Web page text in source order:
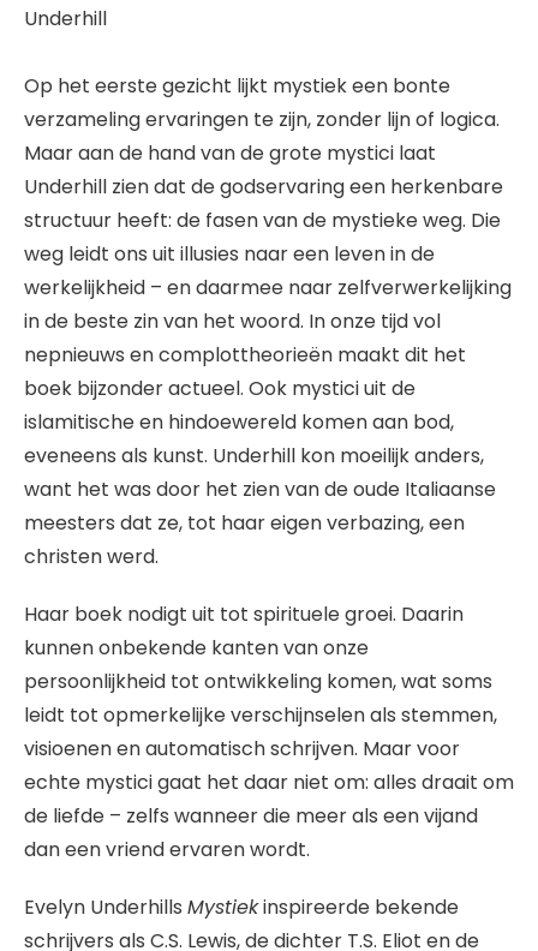
Underhill
Op het eerste gezicht lijkt mystiek een bonte
verzameling ervaringen te zijn, zonder lijn of logica.
Maar aan de hand van de grote mystici laat
Underhill zien dat de godservaring een herkenbare
structuur heeft: de fasen van de mystieke weg. Die
weg leidt ons uit illusies naar een leven in de
werkelijkheid – en daarmee naar zelfverwerkelijking
in de beste zin van het woord. In onze tijd vol
nepnieuws en complottheorieën maakt dit het
boek bijzonder actueel. Ook mystici uit de
islamitische en hindoewereld komen aan bod,
eveneens als kunst. Underhill kon moeilijk anders,
want het was door het zien van de oude Italiaanse
meesters dat ze, tot haar eigen verbazing, een
christen werd.
Haar boek nodigt uit tot spirituele groei. Daarin
kunnen onbekende kanten van onze
persoonlijkheid tot ontwikkeling komen, wat soms
leidt tot opmerkelijke verschijnselen als stemmen,
visioenen en automatisch schrijven. Maar voor
echte mystici gaat het daar niet om: alles draait om
de liefde – zelfs wanneer die meer als een vijand
dan een vriend ervaren wordt.
Evelyn Underhills Mystiekinspireerde bekende
schrijvers als C.S. Lewis, de dichter T.S. Eliot en de